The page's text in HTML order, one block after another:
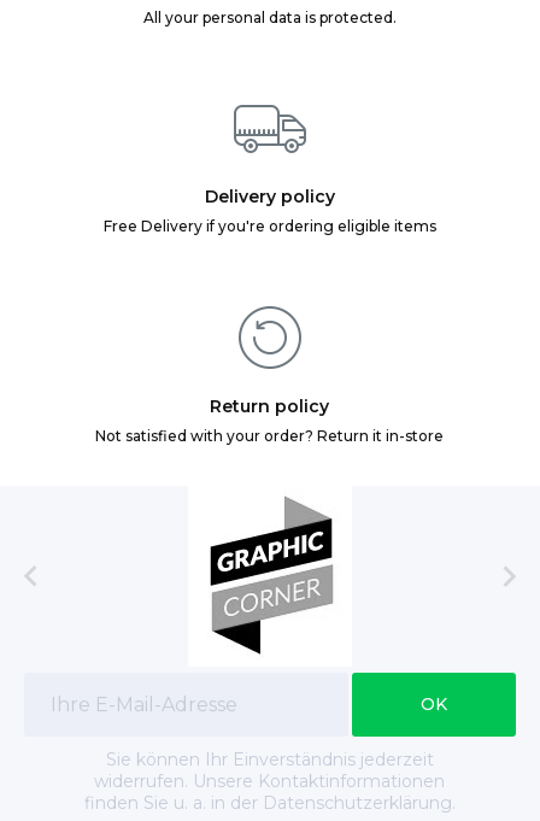
All your personal data is protected.
Delivery policy
Free Delivery if you're ordering eligible items
Return policy
Not satisfied with your order? Return it in-store
 
Sie können Ihr Einverständnis jederzeit
widerrufen. Unsere Kontaktinformationen
finden Sie u. a. in der Datenschutzerklärung.